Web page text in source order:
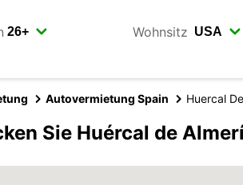
Wohnsitz
Autovermietung Spain Huercal
Sie Huércal de